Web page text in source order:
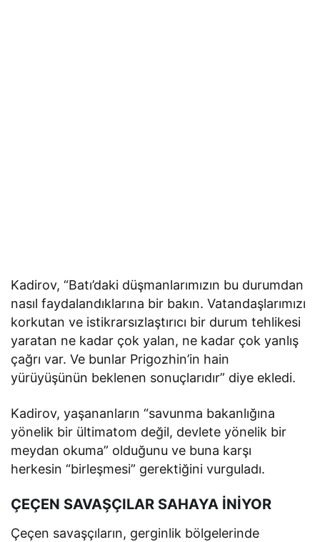
Kadirov, “Batı’daki düşmanlarımızın bu durumdan
nasıl faydalandıklarına bir bakın. Vatandaşlarımızı
korkutan ve istikrarsızlaştırıcı bir durum tehlikesi
yaratan ne kadar çok yalan, ne kadar çok yanlış
çağrı var. Ve bunlar Prigozhin’in hain
yürüyüşünün beklenen sonuçlarıdır” diye ekledi.
Kadirov, yaşananların “savunma bakanlığına
yönelik bir ültimatom değil, devlete yönelik bir
meydan okuma” olduğunu ve buna karşı
herkesin “birleşmesi” gerektiğini vurguladı.
ÇEÇEN SAVAŞÇILAR SAHAYA İNİYOR
Çeçen savaşçıların, gerginlik bölgelerinde